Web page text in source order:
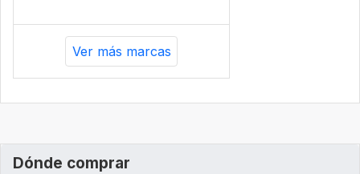
Ver más marcas
Dónde comprar